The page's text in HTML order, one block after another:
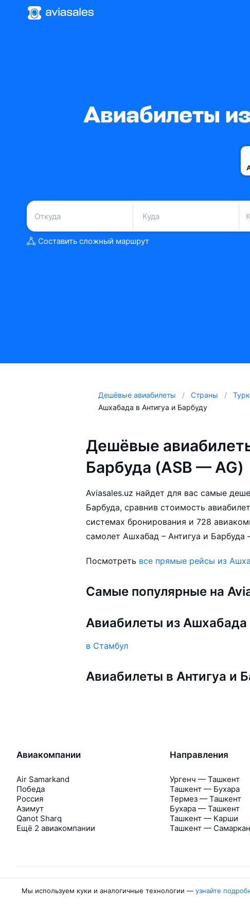
Авиабилеты
Составить сложный маршрут
Дешёвые авиабилеты Страны
Ашхабада в Антигуа и Барбуду
Дешёвые
Барбуда (ASB — AG)
Aviasales.uz найдет для вас самые
Барбуда, сравнив стоимость
системах бронирования и 728
самолет Ашхабад – Антигуа и Барбуда
Посмотреть все прямые рейсы из
Самые популярные на
Авиабилеты из Ашхабада
в Стамбул
Авиабилеты в Антигуа и
Авиакомпании
Air Samarkand
Победа
Россия
Азимут
Qanot Sharq
Ещё 2 авиакомпании
Направления
Ургенч — Ташкент
Ташкент — Бухара
Термез — Ташкент
Бухара — Ташкент
Ташкент — Карши
Ташкент —
Мы используем куки и аналогичные технологии — узнайте